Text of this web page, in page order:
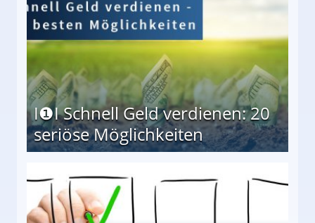
I❶I Schnell Geld verdienen: 20
seriöse Möglichkeiten